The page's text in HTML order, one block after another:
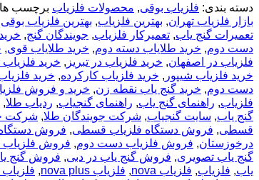
دسته بندی: فلزیاب بوقی, محصولات فلزیاب برچسب
بازار فلزیاب تهران, بهترین فلزیاب, بهترین فلزیاب بوقی
تعمیرات گنج یاب, تعمیرکار فلزیاب, جویندگان گنج,
دست دوم, خرید طلایاب دسته دوم, خرید طلایاب قوی,
فلزیاب در اصفهان, خرید فلزیاب در تبریز , خرید فلزیاب
خرید فلزیاب شیپور , خرید فلزیاب کارکرده, خرید
دست دوم, خرید گنج یاب نقطه زن, خرید و فروش
فلزیاب, راهنمای گنج یاب, راهنمای گنجیاب, ردیاب طلا,
گنج یاب, سایت گنجیاب, شرکت جویندگان طلا, شرکت
قسطی, فروش دستگاه فلزیاب قسطی, فروش
درخوزستان, فروش فلزیاب دست دوم, فروش فلزیاب
گنج یاب تصویری, فروش گنج یاب در دبی, فروش گنج
یاب, فلزیاب, فلزیاب nova , فلزیاب nova plus , فلزیاب Tracker IV